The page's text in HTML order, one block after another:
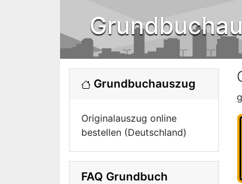
Grundbuchauszug
Originalauszug online
bestellen (Deutschland)
FAQ Grundbuch